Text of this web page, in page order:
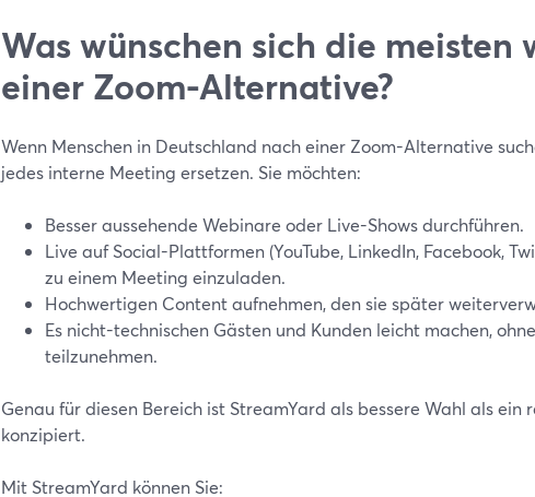
Was wünschen sich die meisten
einer Zoom-Alternative?
Wenn Menschen in Deutschland nach einer Zoom-Alternative
jedes interne Meeting ersetzen. Sie möchten:
Besser aussehende Webinare oder Live-Shows durchführen.
Live auf Social-Plattformen (YouTube, LinkedIn, Facebook,
zu einem Meeting einzuladen.
Hochwertigen Content aufnehmen, den sie später
Es nicht-technischen Gästen und Kunden leicht machen,
teilzunehmen.
Genau für diesen Bereich ist StreamYard als bessere Wahl als ein
konzipiert.
Mit StreamYard können Sie: